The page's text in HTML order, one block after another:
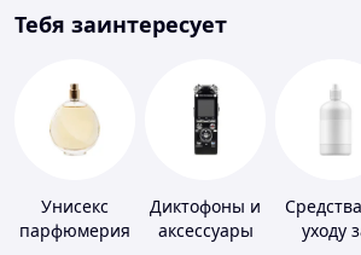
Тебя заинтересует
Унисекс
парфюмерия
Диктофоны и
аксессуары
уходу